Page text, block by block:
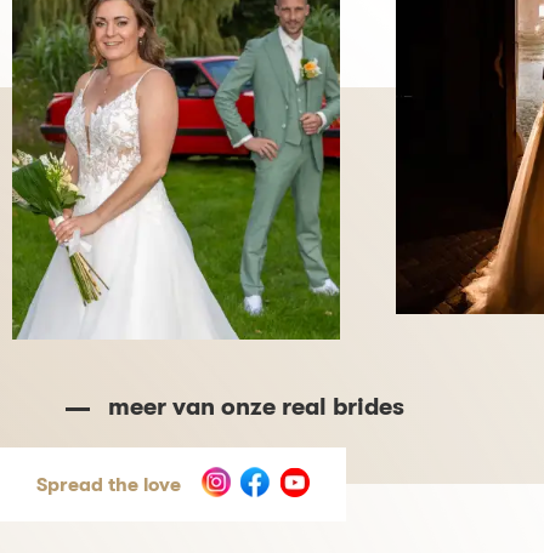
meer van onze real brides
Spread the love